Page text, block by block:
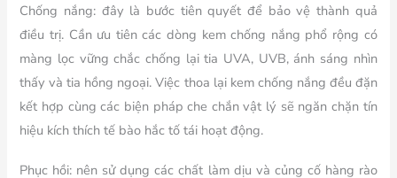
Chống nắng: đây là bước tiên quyết để bảo vệ thành quả
điều trị. Cần ưu tiên các dòng kem chống nắng phổ rộng có
màng lọc vững chắc chống lại tia UVA, UVB, ánh sáng nhìn
thấy và tia hồng ngoại. Việc thoa lại kem chống nắng đều đặn
kết hợp cùng các biện pháp che chắn vật lý sẽ ngăn chặn tín
hiệu kích thích tế bào hắc tố tái hoạt động.
Phục hồi: nên sử dụng các chất làm dịu và củng cố hàng rào